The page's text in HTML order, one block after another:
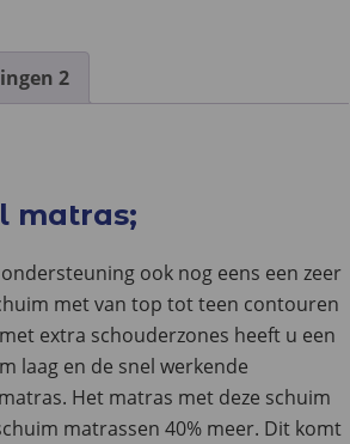
2
matras;
ook nog eens een zeer
met van top tot teen contouren
extra schouderzones heeft u een
laag en de snel werkende
Het matras met deze schuim
matrassen 40% meer. Dit komt